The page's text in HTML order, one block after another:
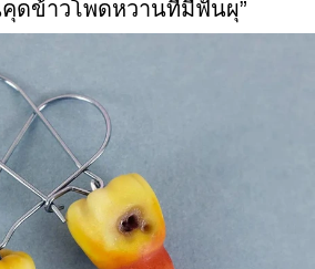
ดข้าวโพดหวานที่มีฟันผุ”